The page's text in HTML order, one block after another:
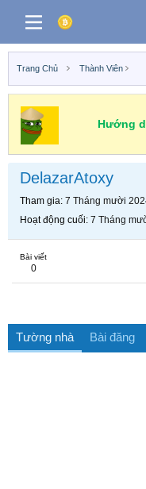
Trang Chủ Thành Viên
Hướng
DelazarAtoxy
Tham gia 7 Tháng mười
Hoạt động cuối 7 Tháng
Bài viết
0
Tường nhà Bài đăng